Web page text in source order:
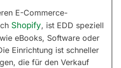
E-Commerce-
Shopify, ist EDD speziell
eBooks, Software oder
Einrichtung ist schneller
die für den Verkauf